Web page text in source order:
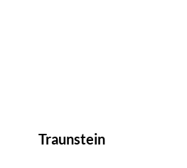
Traunstein